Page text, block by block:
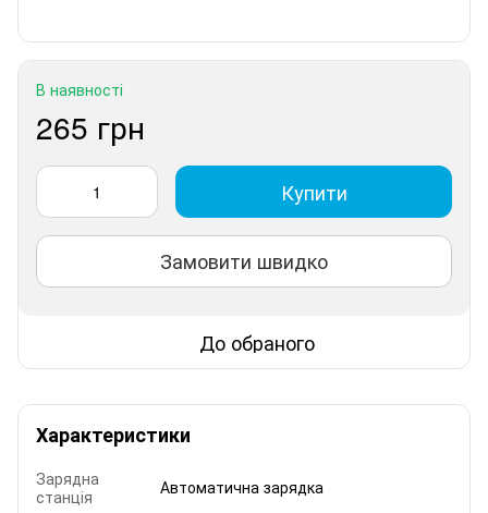
В наявності
265 грн
Купити
Замовити швидко
До обраного
Характеристики
Зарядна
станція
Автоматична зарядка